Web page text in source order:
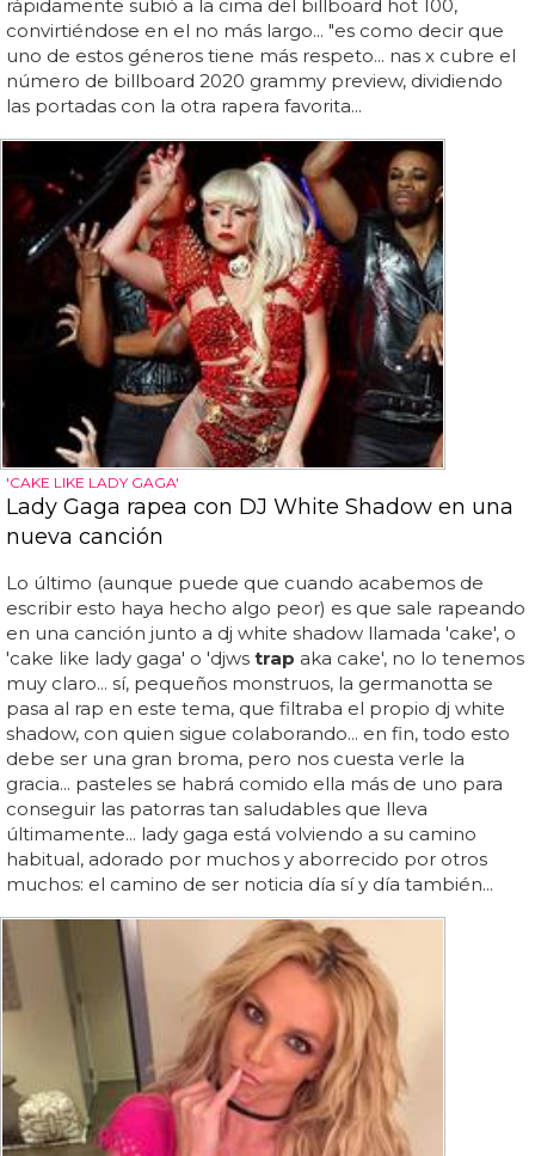
rápidamente subió a la cima del billboard hot 100,
convirtiéndose en el no más largo... "es como decir que
uno de estos géneros tiene más respeto... nas x cubre el
número de billboard 2020 grammy preview, dividiendo
las portadas con la otra rapera favorita...
'CAKE LIKE LADY GAGA'
Lady Gaga rapea con DJ White Shadow en una
nueva canción
Lo último (aunque puede que cuando acabemos de
escribir esto haya hecho algo peor) es que sale rapeando
en una canción junto a dj white shadow llamada 'cake', o
'cake like lady gaga' o 'djws trap aka cake', no lo tenemos
muy claro... sí, pequeños monstruos, la germanotta se
pasa al rap en este tema, que filtraba el propio dj white
shadow, con quien sigue colaborando... en fin, todo esto
debe ser una gran broma, pero nos cuesta verle la
gracia... pasteles se habrá comido ella más de uno para
conseguir las patorras tan saludables que lleva
últimamente... lady gaga está volviendo a su camino
habitual, adorado por muchos y aborrecido por otros
muchos: el camino de ser noticia día sí y día también...